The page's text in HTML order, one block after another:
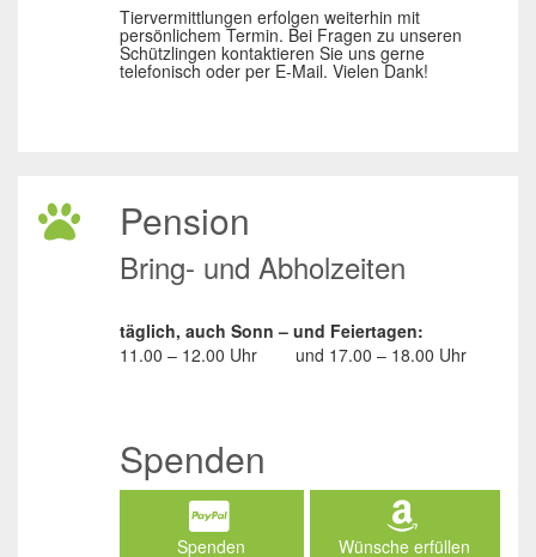
Tiervermittlungen erfolgen weiterhin mit
persönlichem Termin. Bei Fragen zu unseren
Schützlingen kontaktieren Sie uns gerne
telefonisch oder per E-Mail. Vielen Dank!
Pension
Bring- und Abholzeiten
täglich, auch Sonn – und Feiertagen:
11.00 – 12.00 Uhr
und 17.00 – 18.00 Uhr
Spenden
Spenden Wünsche erfüllen